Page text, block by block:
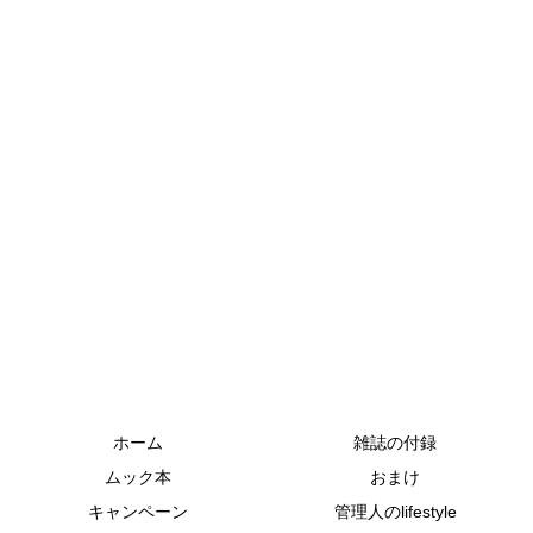
ホーム
雑誌の付録
ムック本
おまけ
キャンペーン
管理人のlifestyle